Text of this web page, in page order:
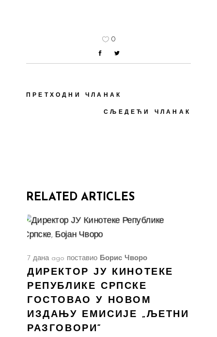
0
ПРЕТХОДНИ ЧЛАНАК
СЉЕДЕЋИ ЧЛАНАК
RELATED ARTICLES
7 дана ago поставио Борис Чворо
ДИРЕКТОР ЈУ КИНОТЕКЕ
РЕПУБЛИКЕ СРПСКЕ
ГОСТОВАО У НОВОМ
ИЗДАЊУ ЕМИСИЈЕ „ЉЕТНИ
РАЗГОВОРИ“